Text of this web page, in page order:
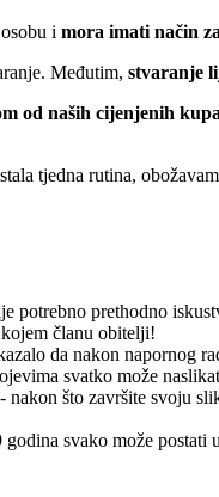
i mora imati način
Međutim, stvaranje
od naših cijenjenih
tjedna rutina,
potrebno prethodno
članu obitelji!
da nakon napornog
svatko može
- nakon što završite svoju
godina svako može postati